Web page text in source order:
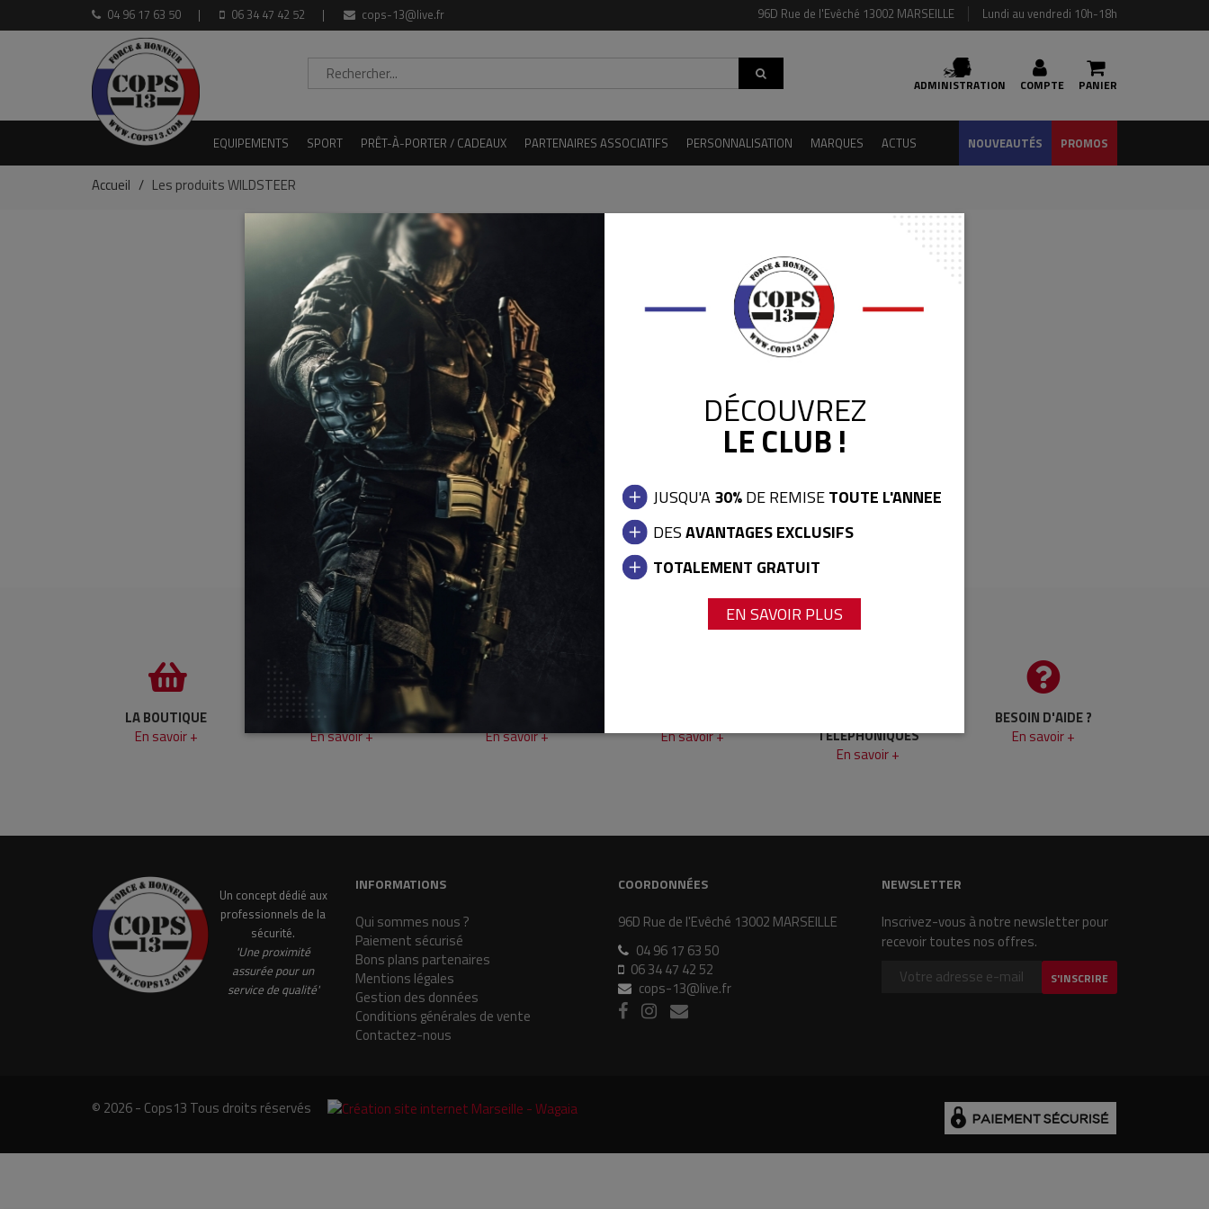
DÉCOUVREZ
LE CLUB !
JUSQU'A30%DE REMISETOUTE L'ANNEE
DESAVANTAGES EXCLUSIFS
TOTALEMENT GRATUIT
EN SAVOIR PLUS
04 96 17 63 50 06 34 47 42 52 cops-13@live.fr 96D Rue de l'Evêché 13002 MARSEILLE Lundi au vendredi 10h-18h
PANIER
COMPTE
ADMINISTRATION
EQUIPEMENTS SPORT PRÊT-À-PORTER / CADEAUX PARTENAIRES ASSOCIATIFS PERSONNALISATION MARQUES ACTUS PROMOS
NOUVEAUTÉS
Accueil Les produits WILDSTEER
aucun produit disponible dans cette catégorie
LA BOUTIQUE
En savoir +
LIVRAISON ET RETOURS
En savoir +
En savoir +
En savoir +
TELEPHONIQUES
En savoir +
BESOIN D'AIDE ?
En savoir +
Un concept dédié aux
professionnels de la
sécurité.
'Une proximité
assurée pour un
service de qualité'
INFORMATIONS
Qui sommes nous ?
Paiement sécurisé
Bons plans partenaires
Mentions légales
Gestion des données
Conditions générales de vente
Contactez-nous
COORDONNÉES
96D Rue de l'Evêché 13002 MARSEILLE
04 96 17 63 50
06 34 47 42 52
cops-13@live.fr
NEWSLETTER
Inscrivez-vous à notre newsletter pour
recevoir toutes nos offres.
S'INSCRIRE
© 2026 - Cops13 Tous droits réservés